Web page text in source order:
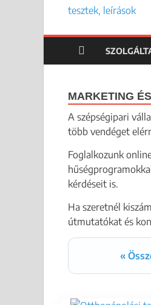
MARKETING
A szépségipari
több vendéget
Foglalkozunk
kérdéseit is.
Ha szeretnél
útmutatókat és
«